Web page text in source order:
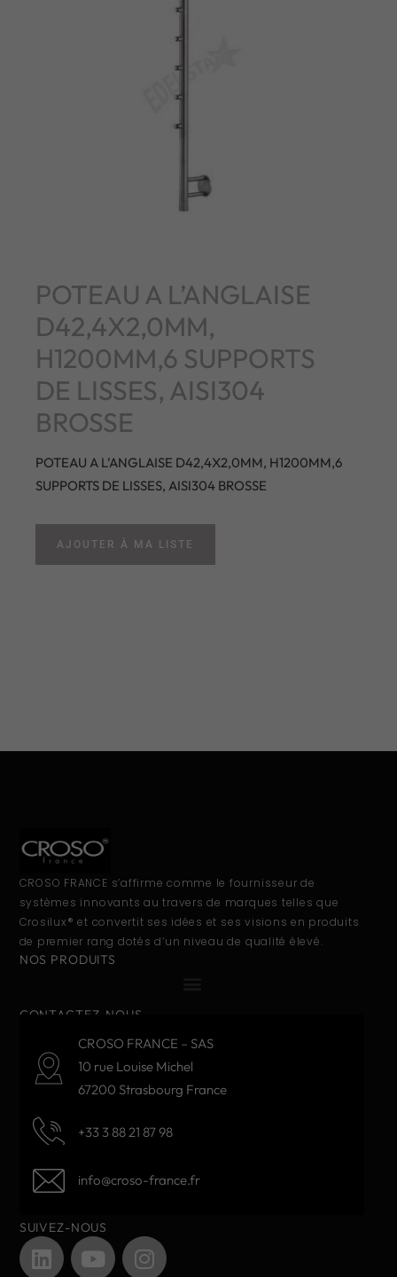
POTEAU A L’ANGLAISE
D42,4X2,0MM,
H1200MM,6 SUPPORTS
DE LISSES, AISI304
BROSSE
POTEAU A L’ANGLAISE D42,4X2,0MM, H1200MM,6
SUPPORTS DE LISSES, AISI304 BROSSE
AJOUTER À MA LISTE
CROSO FRANCE s’affirme comme le fournisseur de
systèmes innovants au travers de marques telles que
Crosilux® et convertit ses idées et ses visions en produits
de premier rang dotés d’un niveau de qualité élevé.
NOS PRODUITS
CONTACTEZ-NOUS
CROSO FRANCE – SAS
10 rue Louise Michel
67200 Strasbourg France
+33 3 88 21 87 98
info@croso-france.fr
SUIVEZ-NOUS